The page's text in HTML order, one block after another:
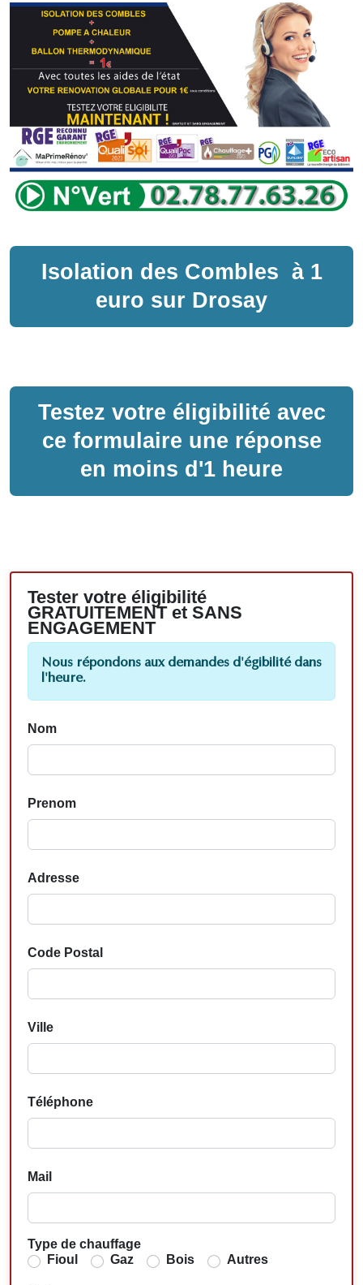
Isolation des Combles à 1
euro sur Drosay
Testez votre éligibilité avec
ce formulaire une réponse
en moins d'1 heure
Tester votre éligibilité
GRATUITEMENT et SANS
ENGAGEMENT
Nous répondons aux demandes d'égibilité dans
l'heure.
Nom
Prenom
Adresse
Code Postal
Ville
Téléphone
Mail
Type de chauffage
Fioul
Gaz Bois Autres